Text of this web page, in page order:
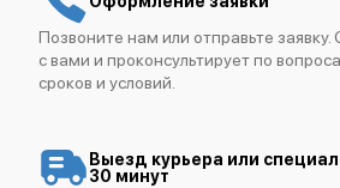
Позвоните нам или отправьте
с вами и проконсультирует по
сроков и условий.
Выезд курьера или
30 минут